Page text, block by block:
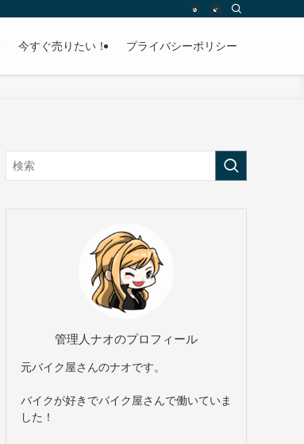
今すぐ売りたい！ プライバシーポリシー
管理人ナオのプロフィール
元バイク屋さんのナオです。
バイクが好きでバイク屋さんで働いていま
した！